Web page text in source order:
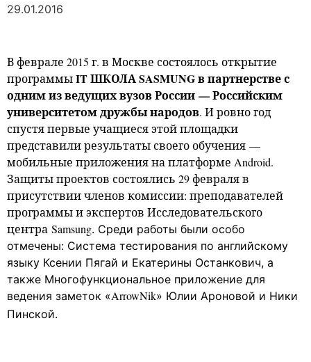
29.01.2016
В феврале 2015 г. в Москве состоялось открытие
программыIT ШКОЛА SASMUNG в партнерстве с
одним из ведущих вузов России — Российским
университетом дружбы народов. И ровно год
спустя первые учащиеся этой площадки
представили результаты своего обучения —
мобильные приложения на платформе Android.
Защиты проектов состоялись 29 февраля в
присутствии членов комиссии: преподавателей
программы и экспертов Исследовательского
центра Samsung. Среди работы были особо
отмечены: Система тестирования по английскому
языку Ксении Пягай и Екатерины Останкович, а
также Многофункциональное приложение для
ведения заметок «ArrowNik» Юлии Ароновой и Ники
Пинской.